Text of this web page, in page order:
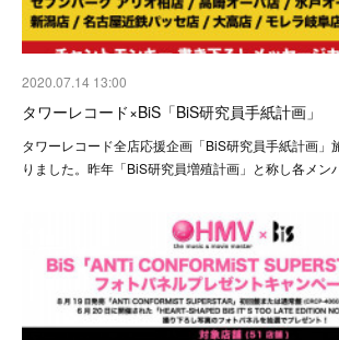
2020.07.14 13:00
タワーレコード×BiS「BiS研究員手紙計画」
タワーレコード全店応援企画「BiS研究員手紙計画」
りました。昨年「BiS研究員増殖計画」と称し各メ